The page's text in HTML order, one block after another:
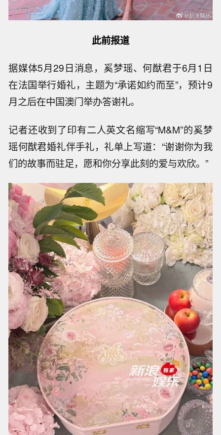
此前报道
据媒体5月29日消息，奚梦瑶、何猷君于6月1日
在法国举行婚礼，主题为“承诺如约而至”，预计9
月之后在中国澳门举办答谢礼。
记者还收到了印有二人英文名缩写“M&M”的奚梦
瑶何猷君婚礼伴手礼，礼单上写道：“谢谢你为我
们的故事而驻足，愿和你分享此刻的爱与欢欣。”